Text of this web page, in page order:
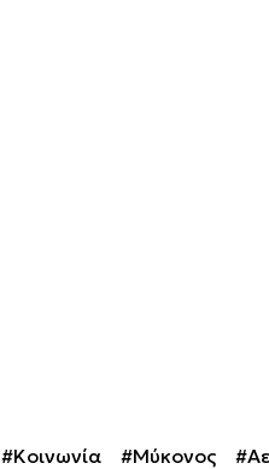
#Κοινωνία #Μύκονος